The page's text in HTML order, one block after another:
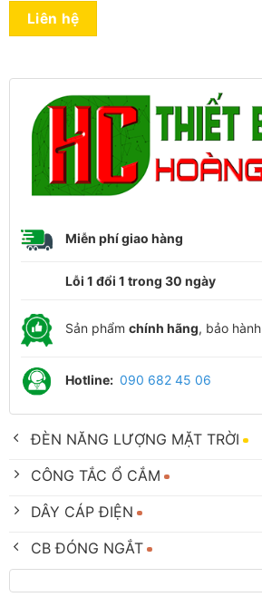
Liên hệ
Miễn phí giao hàng
Lỗi 1 đổi 1 trong 30 ngày
Sản phẩm chính hãng, bảo hành
Hotline: 090 682 45 06
ĐÈN NĂNG LƯỢNG MẶT TRỜI
CÔNG TẮC Ổ CẮM
DÂY CÁP ĐIỆN
CB ĐÓNG NGẮT